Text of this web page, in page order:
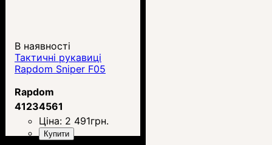
В наявності
Тактичні рукавиці
Rapdom Sniper F05
Rapdom
41234561
Ціна: 2 491грн.
Купити